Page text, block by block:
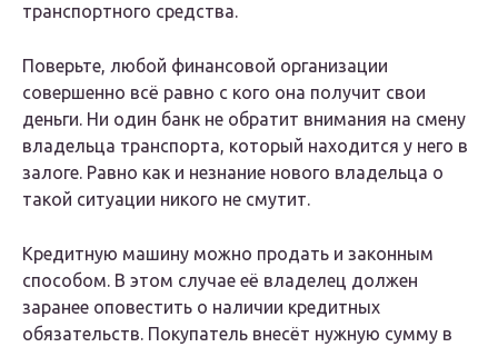
транспортного средства.
Поверьте, любой финансовой организации
совершенно всё равно с кого она получит свои
деньги. Ни один банк не обратит внимания на смену
владельца транспорта, который находится у него в
залоге. Равно как и незнание нового владельца о
такой ситуации никого не смутит.
Кредитную машину можно продать и законным
способом. В этом случае её владелец должен
заранее оповестить о наличии кредитных
обязательств. Покупатель внесёт нужную сумму в